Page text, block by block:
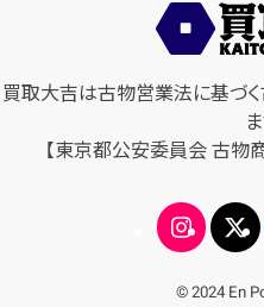
買取大吉は古物営業法に基づ
【東京都公安委員会 古物
© 2024 En